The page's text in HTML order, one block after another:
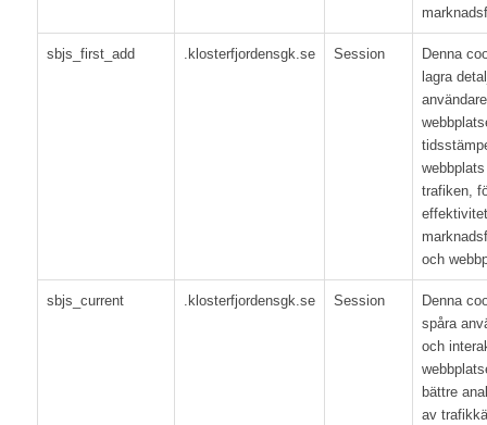
sbjs_first_add .klosterfjordensgk.se Session
Denna
lagra
trafiken,
och
sbjs_current .klosterfjordensgk.se Session
Denna
spåra
och
bättre
av